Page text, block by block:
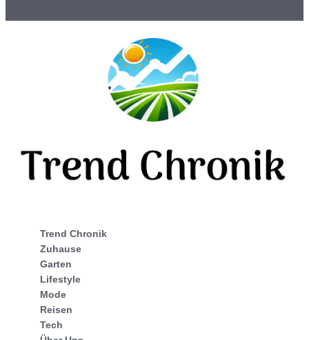
Trend Chronik
Zuhause
Garten
Lifestyle
Mode
Reisen
Tech